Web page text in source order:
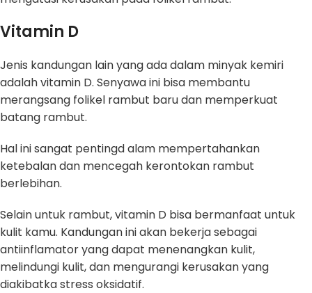
Vitamin D
Jenis kandungan lain yang ada dalam minyak kemiri
adalah vitamin D. Senyawa ini bisa membantu
merangsang folikel rambut baru dan memperkuat
batang rambut.
Hal ini sangat pentingd alam mempertahankan
ketebalan dan mencegah kerontokan rambut
berlebihan.
Selain untuk rambut, vitamin D bisa bermanfaat untuk
kulit kamu. Kandungan ini akan bekerja sebagai
antiinflamator yang dapat menenangkan kulit,
melindungi kulit, dan mengurangi kerusakan yang
diakibatka stress oksidatif.